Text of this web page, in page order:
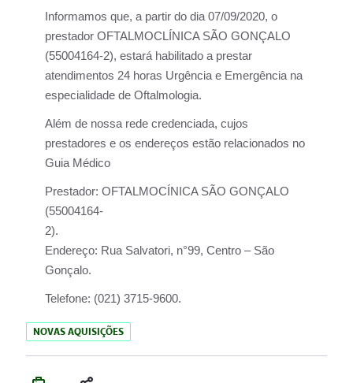
Informamos que, a partir do dia 07/09/2020, o
prestador OFTALMOCLÍNICA SÃO GONÇALO
(55004164-2), estará habilitado a prestar
atendimentos 24 horas Urgência e Emergência na
especialidade de Oftalmologia.
Além de nossa rede credenciada, cujos
prestadores e os endereços estão relacionados no
Guia Médico
Prestador: OFTALMOCÍNICA SÃO GONÇALO
(55004164-
2).
Endereço: Rua Salvatori, n°99, Centro – São
Gonçalo.
Telefone: (021) 3715-9600.
NOVAS AQUISIÇÕES